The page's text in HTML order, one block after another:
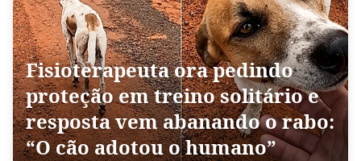
Fisioterapeuta ora pedindo
proteção em treino solitário e
resposta vem abanando o rabo:
“O cão adotou o humano”